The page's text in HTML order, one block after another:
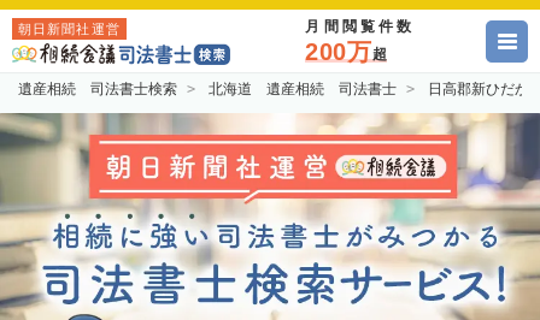
朝日新聞社運営 月間閲覧件数
200万超
遺産相続 司法書士検索 北海道 遺産相続 司法書士 日高郡新ひだ